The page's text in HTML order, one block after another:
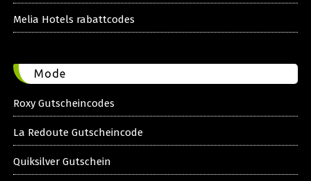
Melia Hotels rabattcodes
Mode
Roxy Gutscheincodes
La Redoute Gutscheincode
Quiksilver Gutschein